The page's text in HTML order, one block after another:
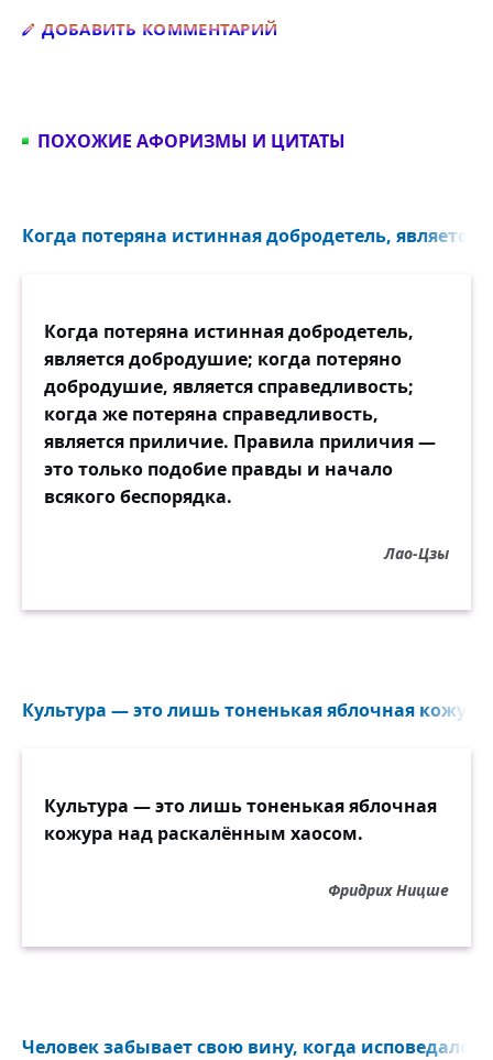
ДОБАВИТЬ КОММЕНТАРИЙ
ПОХОЖИЕ АФОРИЗМЫ И ЦИТАТЫ
Когда потеряна истинная добродетель, является
Когда потеряна истинная добродетель,
является добродушие; когда потеряно
добродушие, является справедливость;
когда же потеряна справедливость,
является приличие. Правила приличия —
это только подобие правды и начало
всякого беспорядка.
Лао-Цзы
Культура — это лишь тоненькая яблочная
Культура — это лишь тоненькая яблочная
кожура над раскалённым хаосом.
Фридрих Ницше
Человек забывает свою вину, когда исповедался